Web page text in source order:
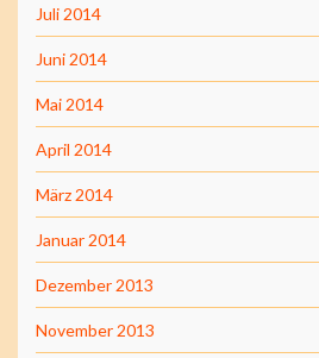
Juli 2014
Juni 2014
Mai 2014
April 2014
März 2014
Januar 2014
Dezember 2013
November 2013